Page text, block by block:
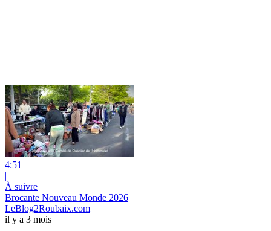
4:51
|
À suivre
Brocante Nouveau Monde 2026
LeBlog2Roubaix.com
il y a 3 mois